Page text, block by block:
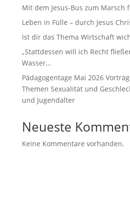
Mit dem Jesus-Bus zum Marsch
Leben in Fülle – durch Jesus
Ist dir das Thema Wirtschaft
„Stattdessen will ich Recht
Wasser…
Pädagogentage Mai 2026
Themen Sexualität und
und Jugendalter
Neueste
Keine Kommentare vorhanden.